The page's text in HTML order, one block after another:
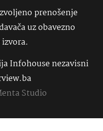
prenošenje
uz obavezno
Infohouse nezavisni
Studio